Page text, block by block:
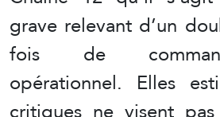
grave relevant d’un
fois de
opérationnel. Elles